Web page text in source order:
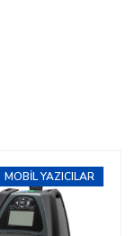
MOBIL YAZICILAR